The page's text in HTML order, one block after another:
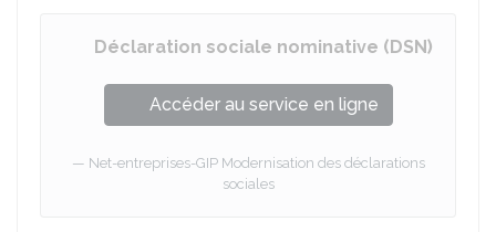
Déclaration sociale nominative (DSN)
Accéder au service en ligne
Net-entreprises-GIP Modernisation des déclarations
sociales